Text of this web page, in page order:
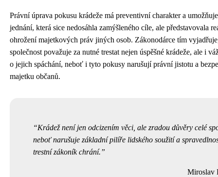
Právní úprava pokusu krádeže má preventivní charakter a
jednání, která sice nedosáhla zamýšleného cíle, ale představovala
ohrožení majetkových práv jiných osob. Zákonodárce tím
společnost považuje za nutné trestat nejen úspěšné krádeže, ale i
o jejich spáchání, neboť i tyto pokusy narušují právní jistotu a
majetku občanů.
Krádež není jen odcizením věci, ale zradou důvěry celé
neboť narušuje základní pilíře lidského soužití a
trestní zákoník chrání.
Miroslav